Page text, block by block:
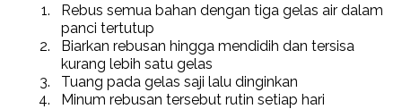
Rebus semua bahan dengan tiga gelas air dalam
panci tertutup
Biarkan rebusan hingga mendidih dan tersisa
kurang lebih satu gelas
Tuang pada gelas saji lalu dinginkan
Minum rebusan tersebut rutin setiap hari